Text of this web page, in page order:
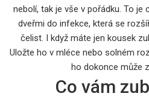
nebolí, tak je vše v pořádku. To je
dveřmi do infekce, která se
čelist. I když máte jen kousek
Uložte ho v mléce nebo solném
ho dokonce může
Co vám